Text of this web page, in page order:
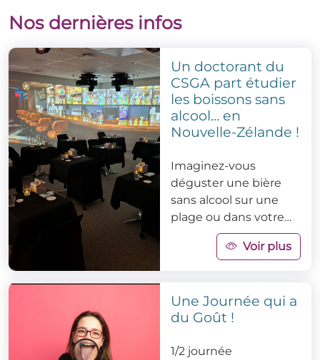
Nos dernières infos
Un doctorant du
CSGA part étudier
les boissons sans
alcool… en
Nouvelle-Zélande !
Imaginez-vous
déguster une bière
sans alcool sur une
plage ou dans votre
salon… et mesurer si
l’environnementVoir plus
Une Journée qui a
du Goût !
1/2 journée